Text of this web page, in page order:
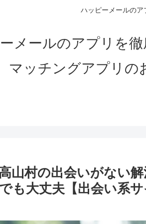
ハッピーメールの
メールのアプリを
マッチングアプリ
山村の出会いがない
も大丈夫【出会い系